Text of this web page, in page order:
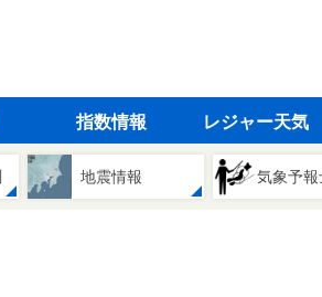
指数情報 レジャー天気
地震情報 気象予報